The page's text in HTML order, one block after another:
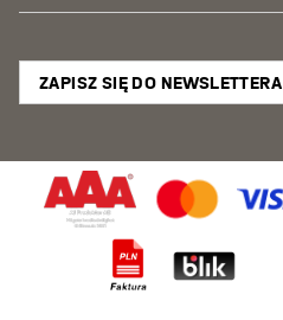
ZAPISZ SIĘ DO NEWSLETTERA